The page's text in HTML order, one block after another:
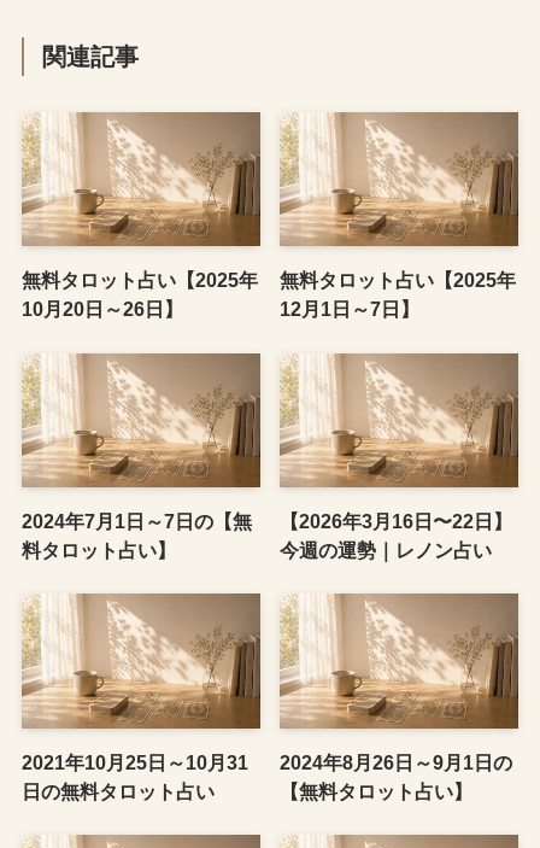
関連記事
無料タロット占い【2025年
10月20日～26日】
無料タロット占い【2025年
12月1日～7日】
2024年7月1日～7日の【無
料タロット占い】
【2026年3月16日〜22日】
今週の運勢｜レノン占い
2021年10月25日～10月31
日の無料タロット占い
2024年8月26日～9月1日の
【無料タロット占い】